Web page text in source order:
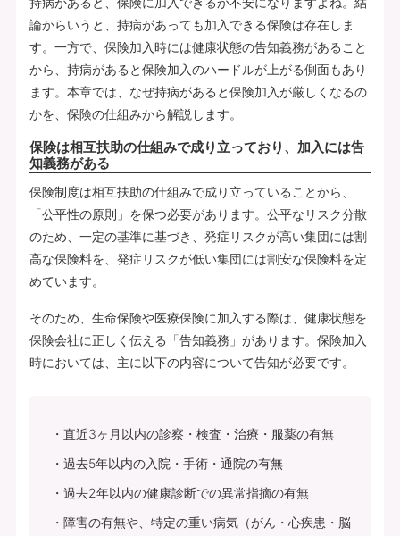
論からいうと、持病があっても加入できる保険は存在しま
す。一方で、保険加入時には健康状態の告知義務があること
から、持病があると保険加入のハードルが上がる側面もあり
ます。本章では、なぜ持病があると保険加入が厳しくなるの
かを、保険の仕組みから解説します。
保険は相互扶助の仕組みで成り立っており、加入には告
知義務がある
保険制度は相互扶助の仕組みで成り立っていることから、
「公平性の原則」を保つ必要があります。公平なリスク分散
のため、一定の基準に基づき、発症リスクが高い集団には割
高な保険料を、発症リスクが低い集団には割安な保険料を定
めています。
そのため、生命保険や医療保険に加入する際は、健康状態を
保険会社に正しく伝える「告知義務」があります。保険加入
時においては、主に以下の内容について告知が必要です。
直近3ヶ月以内の診察・検査・治療・服薬の有無
過去5年以内の入院・手術・通院の有無
過去2年以内の健康診断での異常指摘の有無
障害の有無や、特定の重い病気（がん・心疾患・脳